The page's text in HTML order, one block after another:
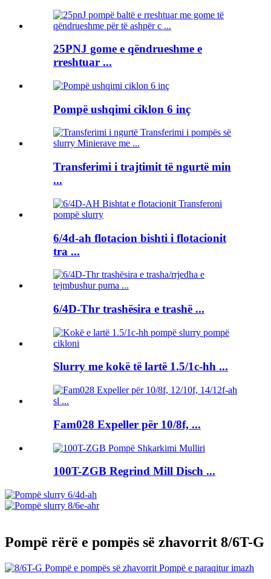
25PNJ gome e qëndrueshme e
rreshtuar ...
Pompë ushqimi ciklon 6 inç
Transferimi i trajtimit të ngurtë min
...
6/4d-ah flotacion bishti i flotacionit
tra ...
6/4D-Thr trashësira e trashë ...
Slurry me kokë të lartë 1.5/1c-hh ...
Fam028 Expeller për 10/8f, ...
100T-ZGB Regrind Mill Disch ...
Pompë rërë e pompës së zhavorrit 8/6T-G